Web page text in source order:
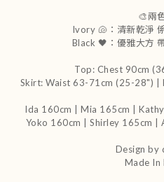
🎨兩
Ivory 🐚：清新乾淨
Black 🖤：優雅大方
Top: Chest 90cm
Skirt: Waist 63-71cm (25-28") |
Ida 160cm | Mia 165cm |
Yoko 160cm | Shirley 165cm
Design by
Made In